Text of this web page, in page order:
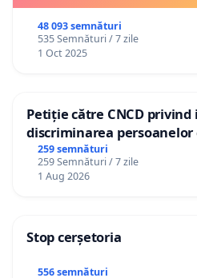
48 093 semnături
535 Semnături / 7 zile
1 Oct 2025
Petiție către CNCD
discriminarea
către utilizatorul TikTok
259 semnături
259 Semnături / 7 zile
1 Aug 2026
Stop cerșetoria
556 semnături